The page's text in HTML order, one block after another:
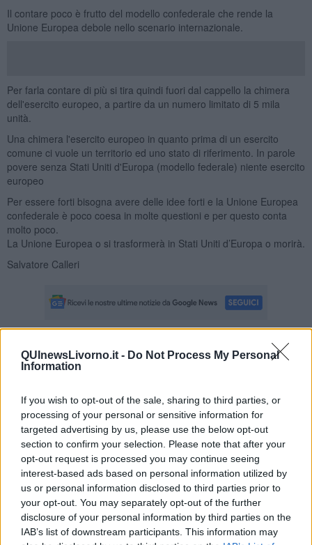
QUInewsLivorno.it - Do Not Process My Personal
Information
If you wish to opt-out of the sale, sharing to third parties, or
processing of your personal or sensitive information for
targeted advertising by us, please use the below opt-out
section to confirm your selection. Please note that after your
opt-out request is processed you may continue seeing
interest-based ads based on personal information utilized by
us or personal information disclosed to third parties prior to
your opt-out. You may separately opt-out of the further
disclosure of your personal information by third parties on the
IAB’s list of downstream participants. This information may
Il contare poco è frutto del modello confederale che rende la
Unione Europea debole nello scenario internazionale.
Per farla contare di più si tira quindi fuori dal cappello la chimera
dell'esercito europeo, a partire da un numero limitato di 5 mila
unità.
Una chimera l'esercito europeo in quanto prima di un esercito
comune ci vuole un territorio ed uno stato di riferimento. In parole
povere senza Stati Uniti d'Europa (modello federale) niente esercito
europeo
Per essere forti bisogna avere delle idee forti e la Unione Europea
confederale è poco coesa in molte questioni e per questo conta
molto poco.
La Unione Europea o si trasformerà in Stati Uniti d’Europa o morirà.
Salvatore Calleri
Se vuoi leggere le notizie principali della Toscana iscriviti alla
Newsletter QUInews - ToscanaMedia.
Basta cliccareQUI
Ti potrebbe interessare anche:
Articoli dal Blog “Legalità e non solo” di Salvatore Calleri
Il “dopo” Matteo Messina Denaro
Vademecum antimafia per gli elettori
Toscana chiama Palermo
Serve un esercito europeo
I superbonus rischiano di favorire la mafia